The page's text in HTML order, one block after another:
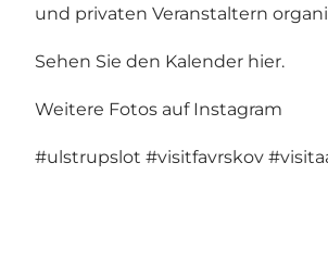
und privaten Veranstaltern
Sehen Sie den Kalender hier.
Weitere Fotos auf Instagram
#ulstrupslot #visitfavrskov